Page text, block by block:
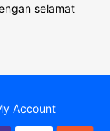
selamat
Account